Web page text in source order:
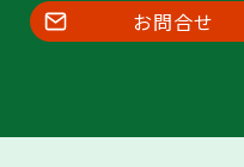
お問合せ